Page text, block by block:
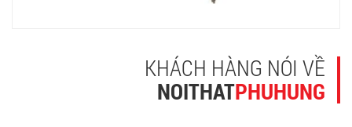
KHÁCH HÀNG NÓI VỀ
NOITHATPHUHUNG